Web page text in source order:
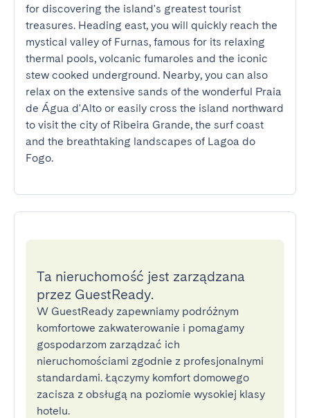
for discovering the island's greatest tourist
treasures. Heading east, you will quickly reach the
mystical valley of Furnas, famous for its relaxing
thermal pools, volcanic fumaroles and the iconic
stew cooked underground. Nearby, you can also
relax on the extensive sands of the wonderful Praia
de Água d'Alto or easily cross the island northward
to visit the city of Ribeira Grande, the surf coast
and the breathtaking landscapes of Lagoa do
Fogo.
Ta nieruchomość jest zarządzana
przez GuestReady.
W GuestReady zapewniamy podróżnym
komfortowe zakwaterowanie i pomagamy
gospodarzom zarządzać ich
nieruchomościami zgodnie z profesjonalnymi
standardami. Łączymy komfort domowego
zacisza z obsługą na poziomie wysokiej klasy
hotelu.